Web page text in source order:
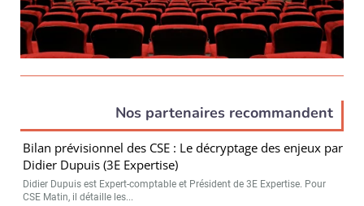
Nos partenaires recommandent
Bilan prévisionnel des CSE : Le décryptage des enjeux par
Didier Dupuis (3E Expertise)
Didier Dupuis est Expert-comptable et Président de 3E Expertise. Pour
CSE Matin, il détaille les...